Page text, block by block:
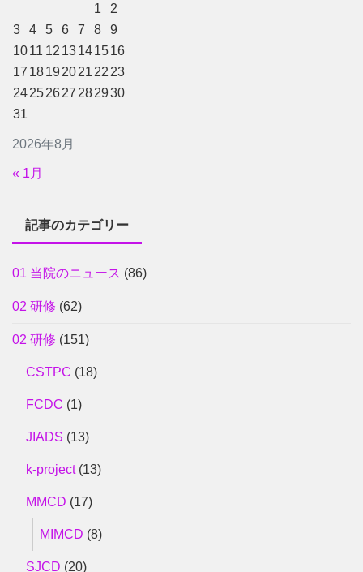
2026年8月
1
2
3
4 5 6 7 8
9
1011 12 13141516
17 18192021 22 23
24252627 282930
31
« 1月
記事のカテゴリー
01 当院のニュース (86)
02 研修 (62)
02 研修 (151)
CSTPC (18)
FCDC (1)
JIADS (13)
k-project(13)
MMCD (17)
MIMCD (8)
SJCD (20)